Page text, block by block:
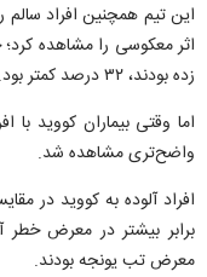
این تیم همچنین افراد سالم
اثر معکوسی را مشاهده
زده بودند، ۳۲ درصد کمتر بود.
اما وقتی بیماران کووید با
واضح‌تری مشاهده شد.
افراد آلوده به کووید در
معرض تب یونجه بودند.